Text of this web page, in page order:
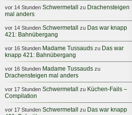
vor 14 Stunden Schwermetall zu Drachensteigen
mal anders
vor 14 Stunden Schwermetall zu Das war knapp
421: Bahnübergang
vor 16 Stunden Madame Tussauds zu Das war
knapp 421: Bahnübergang
vor 16 Stunden Madame Tussauds zu
Drachensteigen mal anders
vor 17 Stunden Schwermetall zu Küchen-Fails –
Compilation
vor 17 Stunden Schwermetall zu Das war knapp